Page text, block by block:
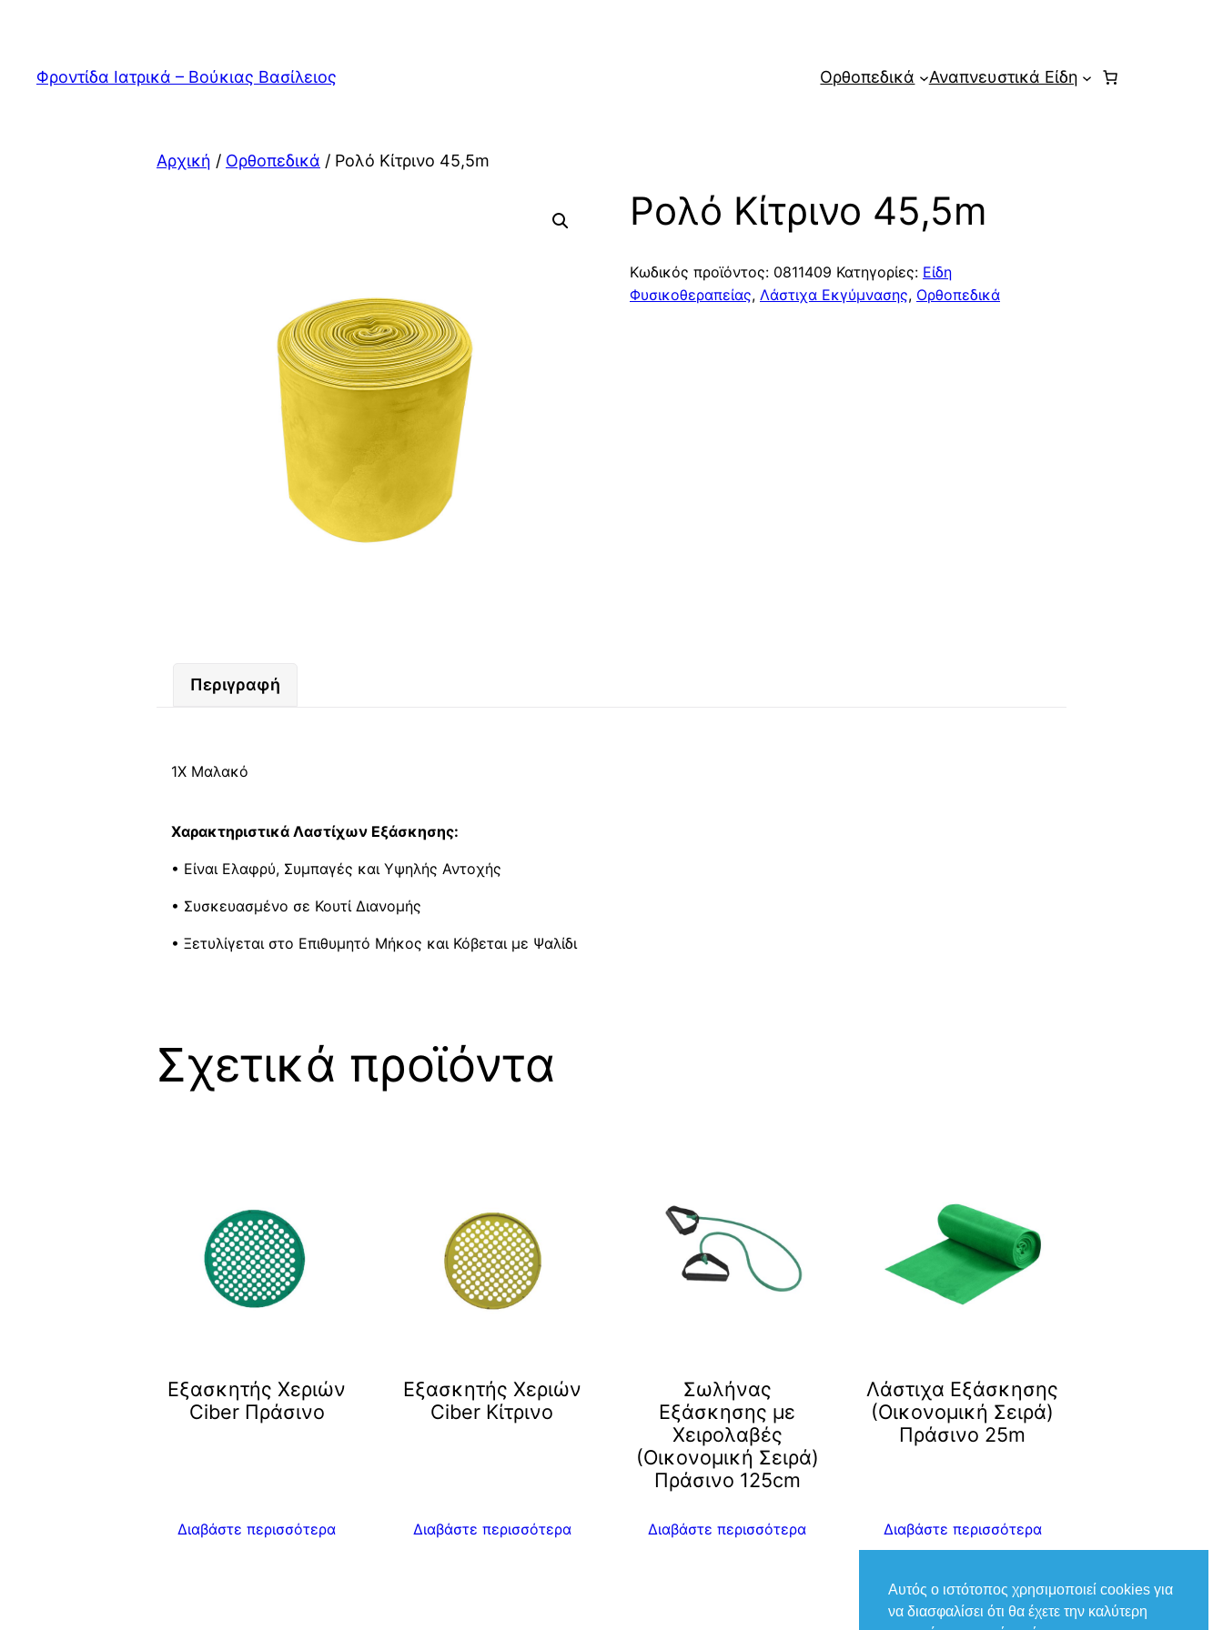
περιεχόμενο
Φροντίδα Ιατρικά – Βούκιας Βασίλειος Ορθοπεδικά Αναπνευστικά Είδη
Αρχική / Ορθοπεδικά / Ρολό Κίτρινο 45,5m
Ρολό Κίτρινο 45,5m
Κωδικός προϊόντος: 0811409 Κατηγορίες: Είδη
Φυσικοθεραπείας, Λάστιχα Εκγύμνασης, Ορθοπεδικά
Περιγραφή
1X Μαλακό
Xαρακτηριστικά Λαστίχων Εξάσκησης:
• Είναι Ελαφρύ, Συμπαγές και Υψηλής Αντοχής
• Συσκευασμένο σε Κουτί Διανομής
• Ξετυλίγεται στο Επιθυμητό Μήκος και Κόβεται με Ψαλίδι
Σχετικά προϊόντα
Eξασκητής Χεριών
Ciber Πράσινο
Διαβάστε περισσότερα
Eξασκητής Χεριών
Ciber Kίτρινο
Διαβάστε περισσότερα
Σωλήνας
Εξάσκησης με
Χειρολαβές
(Οικονομική Σειρά)
Πράσινο 125cm
Διαβάστε περισσότερα
Λάστιχα Εξάσκησης
(Οικονομική Σειρά)
Πράσινο 25m
Διαβάστε περισσότερα
Αυτός ο ιστότοπος χρησιμοποιεί cookies για
να διασφαλίσει ότι θα έχετε την καλύτερη